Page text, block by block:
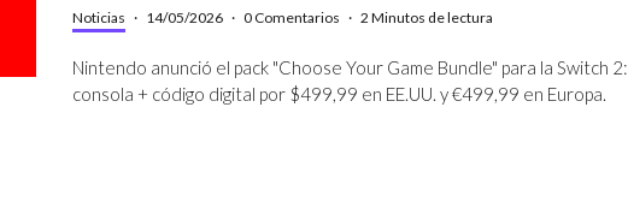
Noticias · 14/05/2026 · 0 Comentarios · 2 Minutos de lectura
Nintendo anunció el pack "Choose Your Game Bundle" para la Switch 2:
consola + código digital por $499,99 en EE.UU. y €499,99 en Europa.